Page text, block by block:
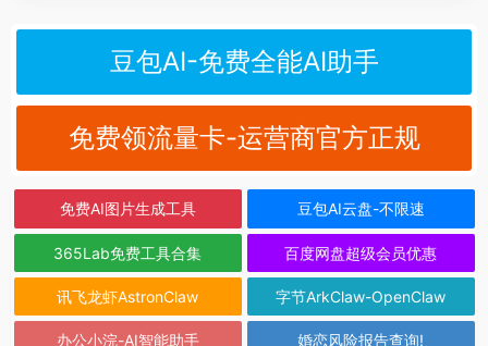
豆包AI-免费全能AI助手
免费领流量卡-运营商官方正规
免费AI图片生成工具 豆包AI云盘-不限速
365Lab免费工具合集 百度网盘超级会员优惠
讯飞龙虾AstronClaw 字节ArkClaw-OpenClaw
办公小浣-AI智能助手 婚恋风险报告查询!